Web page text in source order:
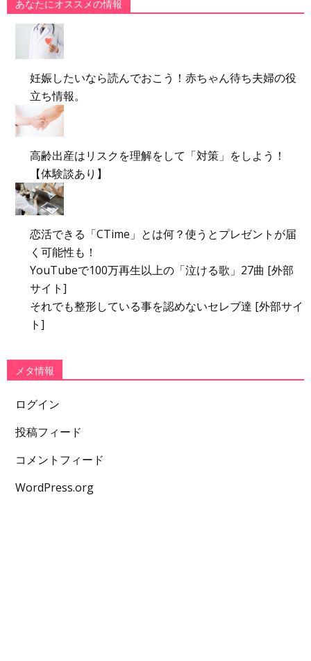
あなたにオススメの情報
妊娠したいなら読んでおこう！赤ちゃん待ち夫婦の役
立ち情報。
高齢出産はリスクを理解をして「対策」をしよう！
【体験談あり】
恋活できる「CTime」とは何？使うとプレゼントが届
く可能性も！
YouTubeで100万再生以上の「泣ける歌」27曲 [外部
サイト]
それでも整形している事を認めないセレブ達 [外部サイ
ト]
メタ情報
ログイン
投稿フィード
コメントフィード
WordPress.org